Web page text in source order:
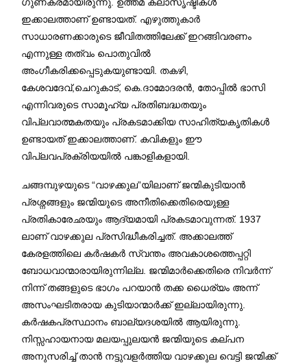
ഇക്കാലത്താണ് ഉണ്ടായത്. എഴുത്തുകാർ
സാധാരണക്കാരുടെ ജീവിതത്തിലേക്ക് ഇറങ്ങിവരണം
എന്നുള്ള തത്വം പൊതുവിൽ
അംഗീകരിക്കപ്പെടുകയുണ്ടായി. തകഴി,
കേശവദേവ്,ചെറുകാട്, കെ.ദാമോദരൻ, തോപ്പിൽ ഭാസി
എന്നിവരുടെ സാമൂഹ്യ പ്രതിബദ്ധതയും
വിപ്ലവാത്മകതയും പ്രകടമാക്കിയ സാഹിത്യകൃതികൾ
ഉണ്ടായത് ഇക്കാലത്താണ്. കവികളും ഈ
വിപ്ലവപ്രക്രിയയിൽ പങ്കാളികളായി.
ചങ്ങമ്പുഴയുടെ “വാഴക്കുല”യിലാണ് ജന്മികുടിയാൻ
പ്രശ്നങ്ങളും ജന്മിയുടെ അനീതിക്കെതിരെയുള്ള
പ്രതികാരേഛയും ആദ്യമായി പ്രകടമാവുന്നത്. 1937
ലാണ് വാഴക്കുല പ്രസിദ്ധീകരിച്ചത്. അക്കാലത്ത്
കേരളത്തിലെ കർഷകർ സ്വന്തം അവകാശത്തെപ്പറ്റി
ബോധവാന്മാരായിരുന്നില്ല. ജന്മിമാർക്കെതിരെ നിവർന്ന്
നിന്ന് തങ്ങളുടെ ഭാഗം പറയാൻ തക്ക ധൈര്യം അന്ന്
അസംഘടിതരായ കുടിയാന്മാർക്ക് ഇല്ലായിരുന്നു.
കർഷകപ്രസ്ഥാനം ബാല്യദശയിൽ ആയിരുന്നു.
നിസ്സഹായനായ മലയപ്പുലയൻ ജന്മിയുടെ കല്പന
അനുസരിച്ച് താൻ നട്ടുവളർത്തിയ വാഴക്കുല വെട്ടി ജന്മിക്ക്